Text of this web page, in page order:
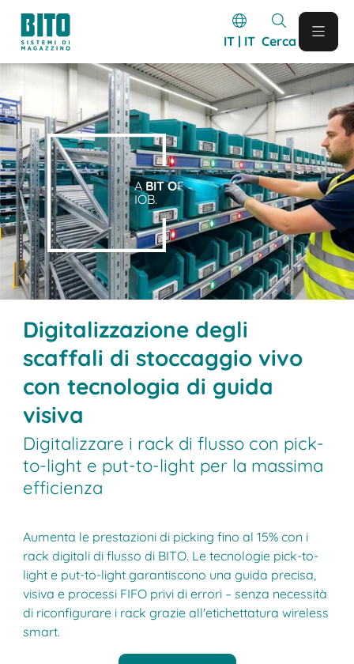
IT | IT Cerca
A BIT OF
IOB.
Digitalizzazione degli
scaffali di stoccaggio vivo
con tecnologia di guida
visiva
Digitalizzare i rack di flusso con pick-
to-light e put-to-light per la massima
efficienza
Aumenta le prestazioni di picking fino al 15% con i
rack digitali di flusso di BITO. Le tecnologie pick-to-
light e put-to-light garantiscono una guida precisa,
visiva e processi FIFO privi di errori – senza necessità
di riconfigurare i rack grazie all'etichettatura wireless
smart.